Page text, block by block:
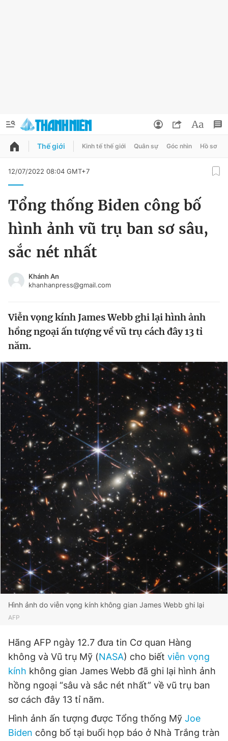
QUẢNG CÁO
Chuyên mục
Chuyên mục khác
Video Magazine
Sản phẩm khác
Tiện ích Bạn cần biết
Thông tin tòa soạn Liên hệ quảng cáo
Đọc Thanh Niên trên điện thoại
Theo dõi báo trên
Hotline
0906 645 777
Liên hệ quảng cáo
0908 780 404
Đặt báo
Tổng biên tập: Nguyễn Ngọc Toàn
Phó tổng biên tập thường trực: Hải Thành
Phó tổng biên tập: Lâm Hiếu Dũng
Phó tổng biên tập: Trần Việt Hưng
Tổng thư ký tòa soạn: Đức Trung
Giấy phép xuất bản số 110/GP - BTTTT cấp ngày 24.3.2020
© 2003-2026 Bản quyền thuộc về Báo Thanh Niên. Cấm sao
chép dưới mọi hình thức nếu không có sự chấp thuận bằng văn
bản. Phát triển bởi ePi Technologies, JSC.
Đổi mật khẩu
Tin đã lưu
Tin đã xem
Đăng xuất
Thế giới Kinh tế thế giới Quân sự Góc nhìn Hồ sơ
12/07/2022 08:04 GMT+7
Tổng thống Biden công bố
hình ảnh vũ trụ ban sơ sâu,
sắc nét nhất
Khánh An
khanhanpress@gmail.com
Viễn vọng kính James Webb ghi lại hình ảnh
hồng ngoại ấn tượng về vũ trụ cách đây 13 tỉ
năm.
Hình ảnh do viễn vọng kính không gian James Webb ghi lại
AFP
Hãng AFP ngày 12.7 đưa tin Cơ quan Hàng
không và Vũ trụ Mỹ (NASA) cho biết viễn vọng
kính không gian James Webb đã ghi lại hình ảnh
hồng ngoại “sâu và sắc nét nhất” về vũ trụ ban
sơ cách đây 13 tỉ năm.
Hình ảnh ấn tượng được Tổng thống Mỹ Joe
Biden công bố tại buổi họp báo ở Nhà Trắng tràn